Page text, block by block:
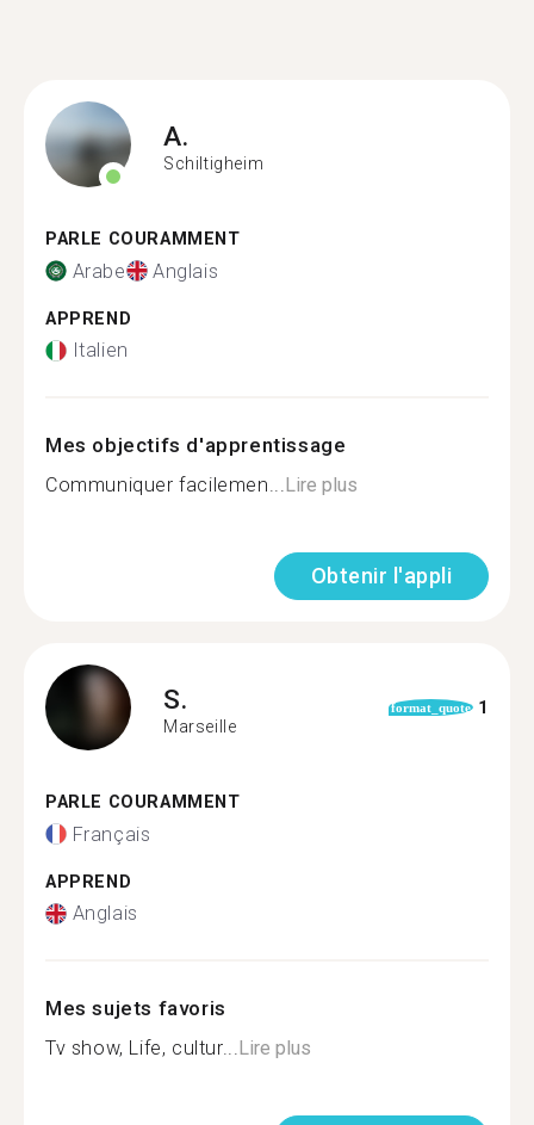
A.
Schiltigheim
PARLE COURAMMENT
Arabe Anglais
APPREND
Italien
Mes objectifs d'apprentissage
Communiquer facilemen...Lire plus
Obtenir l'appli
S.
Marseille
format_quote 1
PARLE COURAMMENT
Français
APPREND
Anglais
Mes sujets favoris
Tv show, Life, cultur...Lire plus